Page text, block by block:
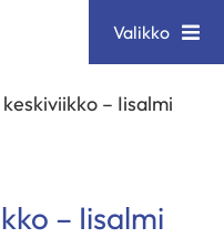
Valikko
– Iisalmi
– Iisalmi